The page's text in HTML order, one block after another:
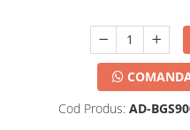
Cod Produs: AD-